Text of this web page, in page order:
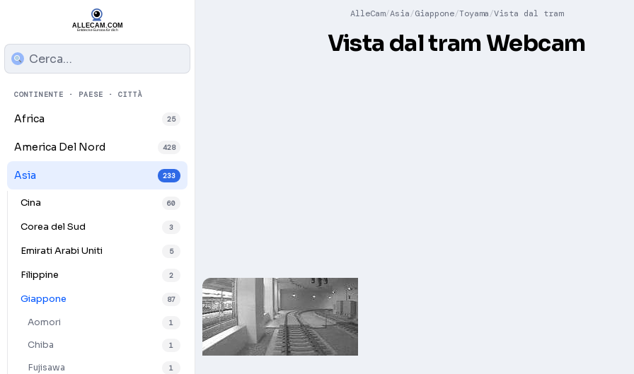
CONTINENTE · PAESE · CITTÀ
Africa 25
America Del Nord 428
Asia 233
Cina 60
Corea del Sud 3
Emirati Arabi Uniti 5
Filippine 2
Giappone 87
Aomori 1
Chiba 1
Fujisawa 1
AlleCam Asia Giappone Toyama Vista dal tram
Vista dal tram Webcam